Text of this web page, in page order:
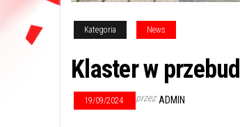
Kategoria News
Klaster w
19/09/2024 przez ADMIN